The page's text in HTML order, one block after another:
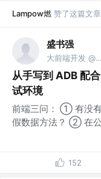
Lampow燃 赞了这篇文章
盛书强
大前端开发 @双盛公司
从手写到 ADB 配
试环境
前端三问： ① 有没
假数据方法？ ② 在
152